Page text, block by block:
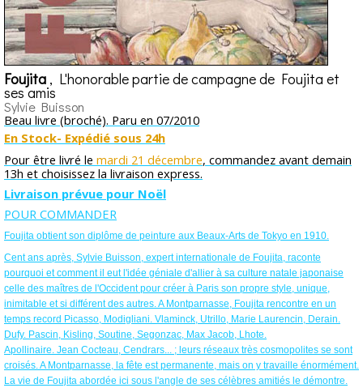
Foujita , L'honorable partie de campagne de Foujita et
ses amis
Sylvie Buisson
Beau livre (broché). Paru en 07/2010
En Stock- Expédié sous 24h
Pour être livré le mardi 21 décembre, commandez avant demain
13h et choisissez la livraison express.
Livraison prévue pour Noël
POUR COMMANDER
Foujita obtient son diplôme de peinture aux Beaux-Arts de Tokyo en 1910.
Cent ans après, Sylvie Buisson, expert internationale de Foujita, raconte
pourquoi et comment il eut l'idée géniale d'allier à sa culture natale japonaise
celle des maîtres de l'Occident pour créer à Paris son propre style, unique,
inimitable et si différent des autres. A Montparnasse, Foujita rencontre en un
temps record Picasso, Modigliani. Vlaminck, Utrillo, Marie Laurencin, Derain.
Dufy. Pascin, Kisling, Soutine, Segonzac, Max Jacob, Lhote.
Apollinaire. Jean Cocteau, Cendrars... ; leurs réseaux très cosmopolites se sont
croisés. A Montparnasse, la fête est permanente, mais on y travaille énormément.
La vie de Foujita abordée ici sous l'angle de ses célèbres amitiés le démontre.